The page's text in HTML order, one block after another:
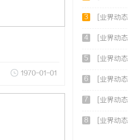
1970-01-01
3 [业界动态]
4 [业界动态]
5 [业界动态]
6 [业界动态]
7 [业界动态]
8 [业界动态]